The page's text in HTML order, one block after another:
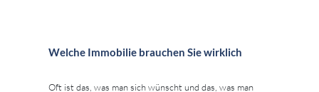
Welche Immobilie brauchen Sie wirklich
Oft ist das, was man sich wünscht und das, was man